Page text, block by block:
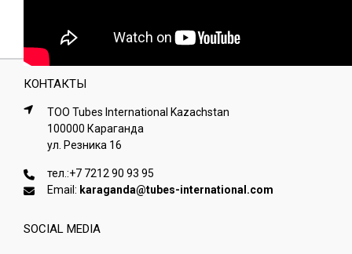
КОНТАКТЫ
ТОО Tubes International Kazachstan
100000 Караганда
ул. Резника 16
тел.:+7 7212 90 93 95
Email: karaganda@tubes-international.com
SOCIAL MEDIA